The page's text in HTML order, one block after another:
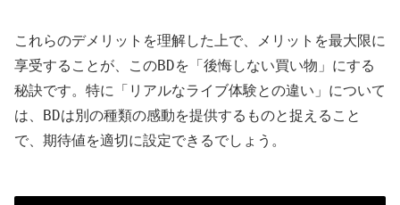
これらのデメリットを理解した上で、メリットを最大限に
享受することが、このBDを「後悔しない買い物」にする
秘訣です。特に「リアルなライブ体験との違い」について
は、BDは別の種類の感動を提供するものと捉えること
で、期待値を適切に設定できるでしょう。